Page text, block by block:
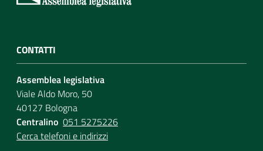
CONTATTI
Assemblea legislativa
Viale Aldo Moro, 50
40127 Bologna
Centralino 051 5275226
Cerca telefoni e indirizzi